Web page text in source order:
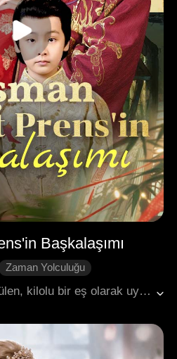
Başkalaşımı
Zaman Yolculuğu
Romanın içinde hor görülen, kilolu bir eş olarak uyanan Yvonne, kaderini yeniden yazdı. Hem hayatlarını hem de imparatorluğu dönüştürdü: kilo verdi, kraliyet ailesini kurtardı ve ülkeyi güvence altına aldı. İmparatorun kalbini ve halkın sevgisini kazanmış olsa da, onun tek amacı hep özgürlüktü. Tahtı oğullarına bırakarak her şeyden uzaklaştı, imparatoru ise peşinden koşmak zorunda kalan gönülsüz bir ödül haline getirdi.